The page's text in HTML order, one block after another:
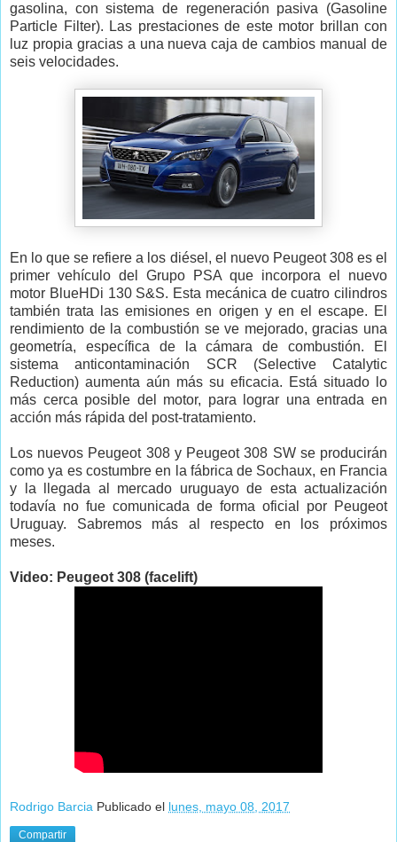
gasolina, con sistema de regeneración pasiva (Gasoline
Particle Filter). Las prestaciones de este motor brillan con
luz propia gracias a una nueva caja de cambios manual de
seis velocidades.
En lo que se refiere a los diésel, el nuevo Peugeot 308 es el
primer vehículo del Grupo PSA que incorpora el nuevo
motor BlueHDi 130 S&S. Esta mecánica de cuatro cilindros
también trata las emisiones en origen y en el escape. El
rendimiento de la combustión se ve mejorado, gracias una
geometría, específica de la cámara de combustión. El
sistema anticontaminación SCR (Selective Catalytic
Reduction) aumenta aún más su eficacia. Está situado lo
más cerca posible del motor, para lograr una entrada en
acción más rápida del post-tratamiento.
Los nuevos Peugeot 308 y Peugeot 308 SW se producirán
como ya es costumbre en la fábrica de Sochaux, en Francia
y la llegada al mercado uruguayo de esta actualización
todavía no fue comunicada de forma oficial por Peugeot
Uruguay. Sabremos más al respecto en los próximos
meses.
Video: Peugeot 308 (facelift)
Rodrigo Barcia Publicado el lunes, mayo 08, 2017
Compartir